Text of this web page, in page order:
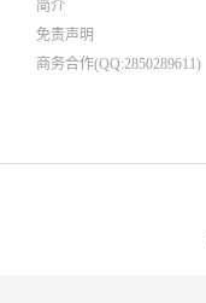
简介
免责声明
商务合作(QQ:2850289611)